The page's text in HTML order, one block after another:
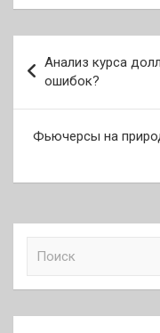
по
записям
Анализ курса
ошибок?
Фьючерсы на
к